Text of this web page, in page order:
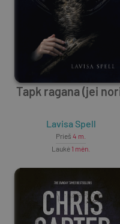
Tapk ragana (jei
Lavisa Spell
Prieš 4 m.
Laukė 1 mėn.